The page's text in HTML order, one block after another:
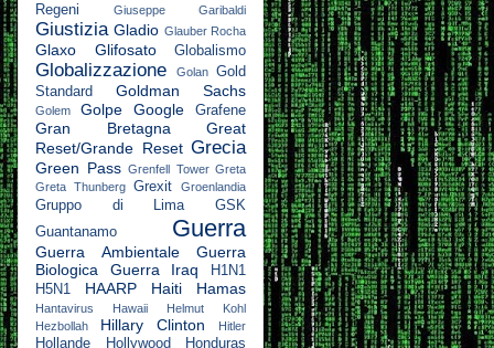
Regeni
Giuseppe Garibaldi
Giustizia Gladio Glauber Rocha
Glaxo Glifosato Globalismo
Globalizzazione Golan Gold
Standard
Goldman Sachs
Golem Golpe Google Grafene
Gran Bretagna
Great
Reset/Grande Reset Grecia
Green Pass Grenfell Tower Greta
Greta Thunberg Grexit Groenlandia
Gruppo di Lima
GSK
Guantanamo
Guerra
Guerra Ambientale
Guerra
Biologica
Guerra Iraq
H1N1
H5N1
HAARP Haiti Hamas
Hantavirus Hawaii
Helmut Kohl
Hezbollah
Hillary Clinton Hitler
Hollande Hollywood Honduras